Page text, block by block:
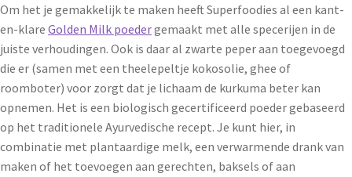
Om het je gemakkelijk te maken heeft Superfoodies al een kant-
en-klare Golden Milk poedergemaakt met alle specerijen in de
juiste verhoudingen. Ook is daar al zwarte peper aan toegevoegd
die er (samen met een theelepeltje kokosolie, ghee of
roomboter) voor zorgt dat je lichaam de kurkuma beter kan
opnemen. Het is een biologisch gecertificeerd poeder gebaseerd
op het traditionele Ayurvedische recept. Je kunt hier, in
combinatie met plantaardige melk, een verwarmende drank van
maken of het toevoegen aan gerechten, baksels of aan